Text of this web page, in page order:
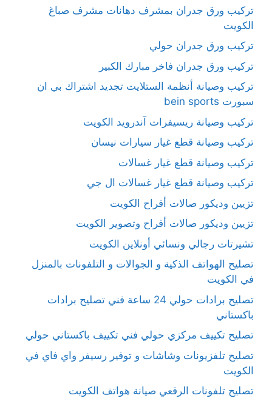
تركيب ورق جدران بمشرف دهانات مشرف صباغ
الكويت
تركيب ورق جدران حولي
تركيب ورق جدران فاخر مبارك الكبير
تركيب وصيانة أنظمة الستلايت تجديد اشتراك بي ان
سبورت bein sports
تركيب وصيانة ريسيفرات آندرويد الكويت
تركيب وصيانة قطع غيار سيارات نيسان
تركيب وصيانة قطع غيار غسالات
تركيب وصيانة قطع غيار غسالات ال جي
تزيين وديكور صالات أفراح الكويت
تزيين وديكور صالات أفراح وتصوير الكويت
تشيرتات رجالي ونسائي أونلاين الكويت
تصليح الهواتف الذكية و الجوالات و التلفونات بالمنزل
في الكويت
تصليح برادات حولي 24 ساعة فني تصليح برادات
باكستاني
تصليح تكييف مركزي حولي فني تكييف باكستاني حولي
تصليح تلفزيونات وشاشات و توفير رسيفر واي فاي في
الكويت
تصليح تلفونات الرقعي صيانة هواتف الكويت